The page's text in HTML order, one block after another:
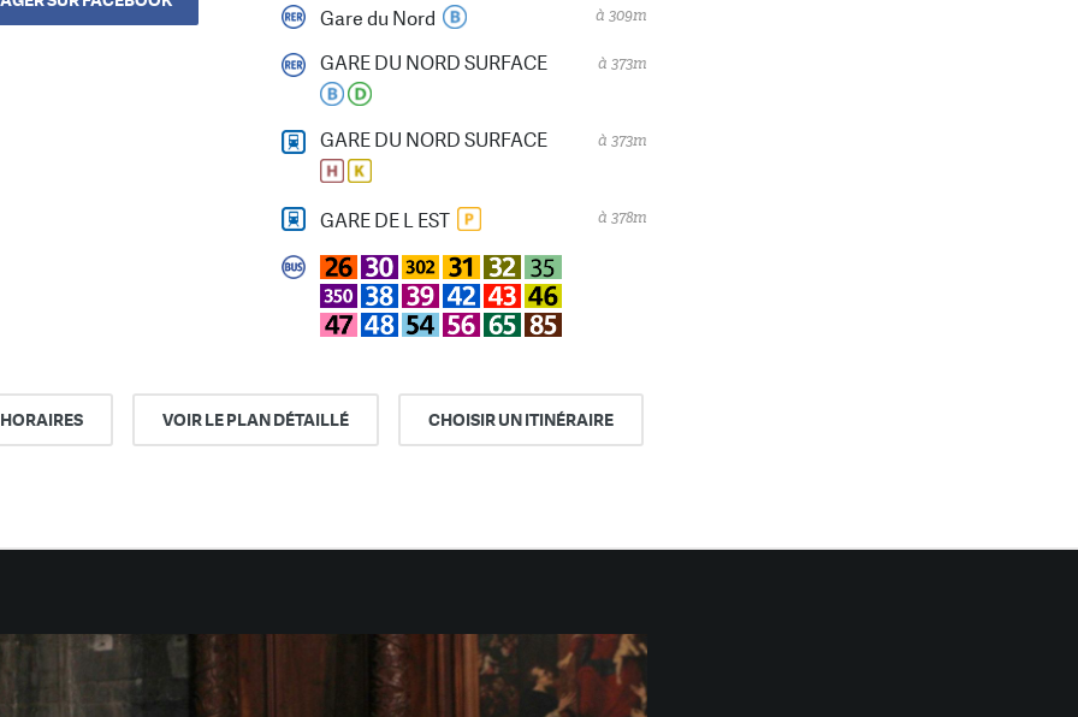
Gare du Nord à 309m
GARE DU NORD SURFACE à 373m
GARE DU NORD SURFACE à 373m
GARE DE L EST à 378m
VOIR LE PLAN DÉTAILLÉ CHOISIR UN ITINÉRAIRE